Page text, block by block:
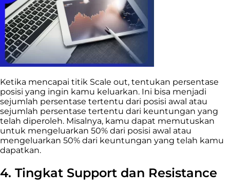
Ketika mencapai titik Scale out, tentukan persentase
posisi yang ingin kamu keluarkan. Ini bisa menjadi
sejumlah persentase tertentu dari posisi awal atau
sejumlah persentase tertentu dari keuntungan yang
telah diperoleh. Misalnya, kamu dapat memutuskan
untuk mengeluarkan 50% dari posisi awal atau
mengeluarkan 50% dari keuntungan yang telah kamu
dapatkan.
4. Tingkat Support dan Resistance